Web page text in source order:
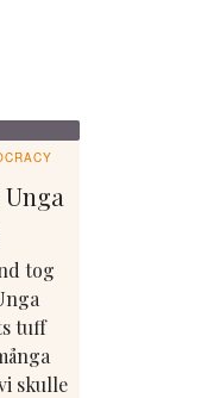
tog
tuff
skulle